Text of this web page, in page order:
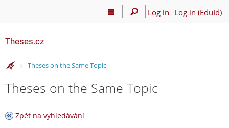
Log in Log in (EduId)
Theses.cz
>
Theses on the Same Topic
Theses on the Same Topic
Zpět na vyhledávání